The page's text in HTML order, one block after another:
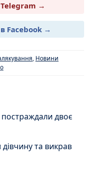
→
Facebook →
, Новини
постраждали двоє
та викрав